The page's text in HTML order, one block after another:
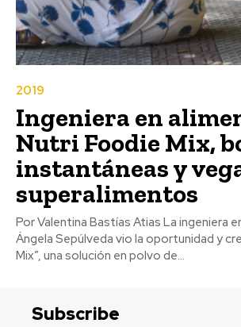
2019
Ingeniera en
Nutri Foodie Mix,
instantáneas y
superalimentos
Por Valentina Bastías Atias La ingeniera en alimentos
Ángela Sepúlveda vio la oportunidad y
Mix”, una solución en polvo de...
Subscribe